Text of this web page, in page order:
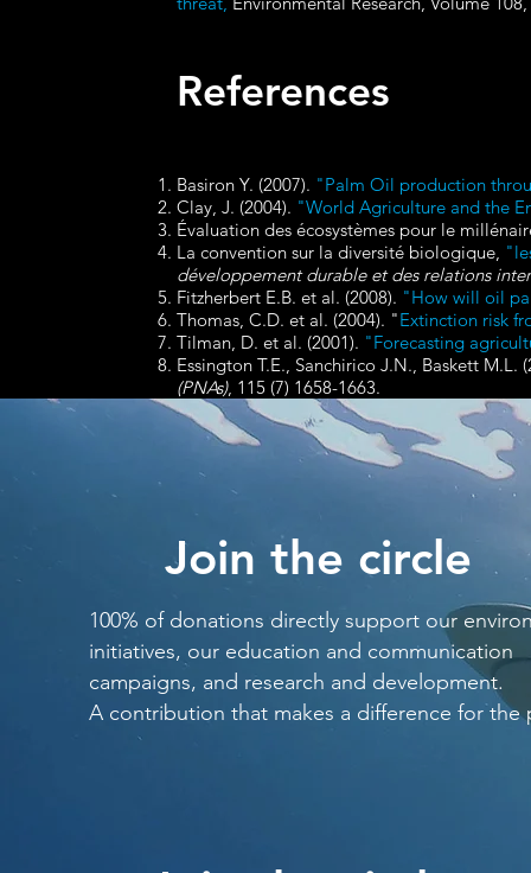
References
Basiron Y. (2007). "Palm Oil production
Clay, J. (2004). "World Agriculture and the
Évaluation des écosystèmes pour le
La convention sur la diversité biologique,
développement durable et des relations
Fitzherbert E.B. et al. (2008). "How will oil
Thomas, C.D. et al. (2004). "Extinction risk
Tilman, D. et al. (2001). "Forecasting
Essington T.E., Sanchirico J.N., Baskett M.L.
(PNAs), 115 (7) 1658-1663.
Join the circle
100% of donations directly support our
initiatives, our education and communication
campaigns, and research and development.
A contribution that makes a difference for the